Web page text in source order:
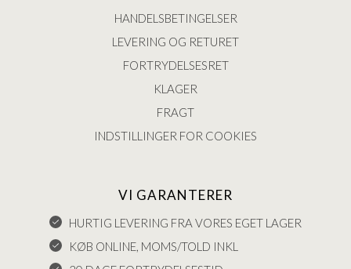
HANDELSBETINGELSER
LEVERING OG RETURET
FORTRYDELSESRET
KLAGER
FRAGT
INDSTILLINGER FOR COOKIES
VI GARANTERER
HURTIG LEVERING FRA VORES EGET LAGER
KØB ONLINE, MOMS/TOLD INKL